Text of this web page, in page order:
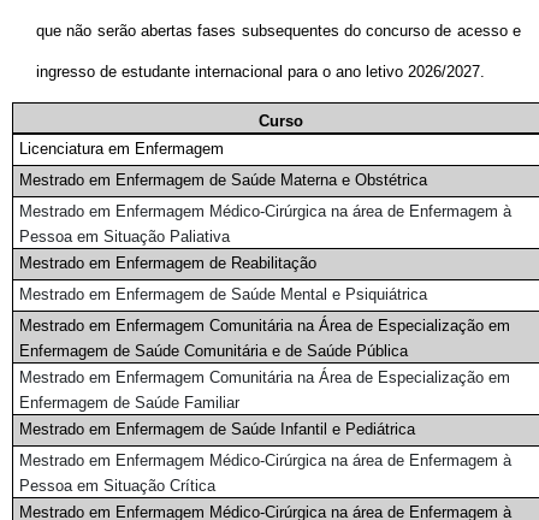
que não serão abertas fases subsequentes do concurso de acesso e
ingresso de estudante internacional para o ano letivo 2026/2027.
Curso
Licenciatura em Enfermagem
Mestrado em Enfermagem de Saúde Materna e Obstétrica
Mestrado em Enfermagem Médico-Cirúrgica na área de Enfermagem à
Pessoa em Situação Paliativa
Mestrado em Enfermagem de Reabilitação
Mestrado em Enfermagem de Saúde Mental e Psiquiátrica
Mestrado em Enfermagem Comunitária na Área de Especialização em
Enfermagem de Saúde Comunitária e de Saúde Pública
Mestrado em Enfermagem Comunitária na Área de Especialização em
Enfermagem de Saúde Familiar
Mestrado em Enfermagem de Saúde Infantil e Pediátrica
Mestrado em Enfermagem Médico-Cirúrgica na área de Enfermagem à
Pessoa em Situação Crítica
Mestrado em Enfermagem Médico-Cirúrgica na área de Enfermagem à